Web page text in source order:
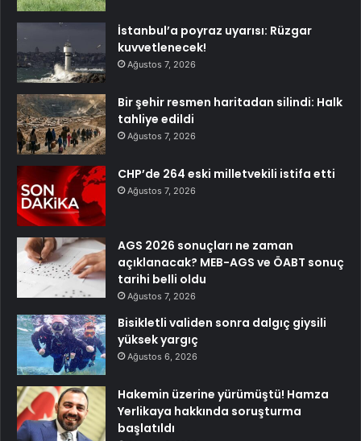
İstanbul’a poyraz uyarısı: Rüzgar
kuvvetlenecek!
Ağustos 7, 2026
Bir şehir resmen haritadan silindi: Halk
tahliye edildi
Ağustos 7, 2026
CHP’de 264 eski milletvekili istifa etti
Ağustos 7, 2026
AGS 2026 sonuçları ne zaman
açıklanacak? MEB-AGS ve ÖABT sonuç
tarihi belli oldu
Ağustos 7, 2026
Bisikletli validen sonra dalgıç giysili
yüksek yargıç
Ağustos 6, 2026
Hakemin üzerine yürümüştü! Hamza
Yerlikaya hakkında soruşturma
başlatıldı